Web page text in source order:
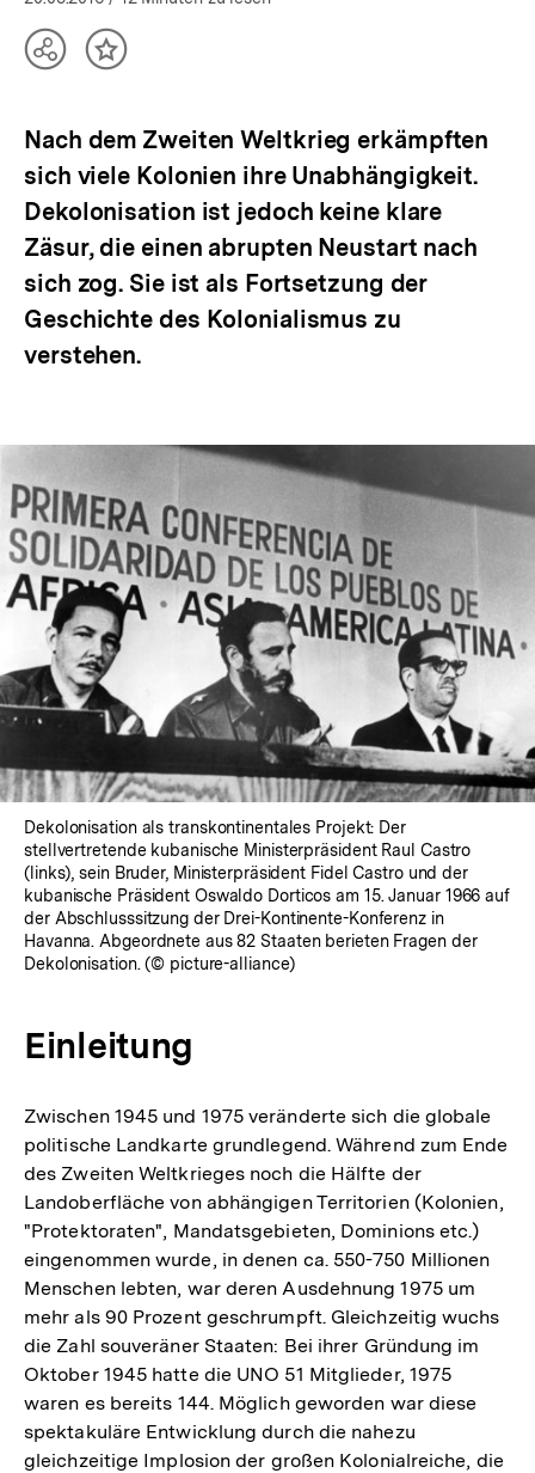
TeilenInhalt
Nach dem Zweiten Weltkrieg erkämpften
sich viele Kolonien ihre Unabhängigkeit.
Dekolonisation ist jedoch keine klare
Zäsur, die einen abrupten Neustart nach
sich zog. Sie ist als Fortsetzung der
Geschichte des Kolonialismus zu
verstehen.
Dekolonisation als transkontinentales Projekt: Der
stellvertretende kubanische Ministerpräsident Raul Castro
(links), sein Bruder, Ministerpräsident Fidel Castro und der
kubanische Präsident Oswaldo Dorticos am 15. Januar 1966 auf
der Abschlusssitzung der Drei-Kontinente-Konferenz in
Havanna. Abgeordnete aus 82 Staaten berieten Fragen der
Dekolonisation. (© picture-alliance)
Einleitung
Zwischen 1945 und 1975 veränderte sich die globale
politische Landkarte grundlegend. Während zum Ende
des Zweiten Weltkrieges noch die Hälfte der
Landoberfläche von abhängigen Territorien (Kolonien,
"Protektoraten", Mandatsgebieten, Dominions etc.)
eingenommen wurde, in denen ca. 550-750 Millionen
Menschen lebten, war deren Ausdehnung 1975 um
mehr als 90 Prozent geschrumpft. Gleichzeitig wuchs
die Zahl souveräner Staaten: Bei ihrer Gründung im
Oktober 1945 hatte die UNO 51 Mitglieder, 1975
waren es bereits 144. Möglich geworden war diese
spektakuläre Entwicklung durch die nahezu
gleichzeitige Implosion der großen Kolonialreiche, die